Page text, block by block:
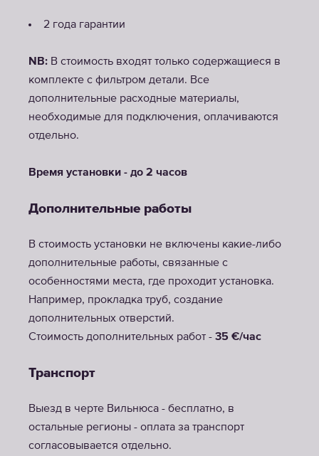
2 года гарантии
NB: В стоимость входят только содержащиеся в
комплекте с фильтром детали. Все
дополнительные расходные материалы,
необходимые для подключения, оплачиваются
отдельно.
Время установки - до 2 часов
Дополнительные работы
В стоимость установки не включены какие-либо
дополнительные работы, связанные с
особенностями места, где проходит установка.
Например, прокладка труб, создание
дополнительных отверстий.
Стоимость дополнительных работ - 35 €/час
Транспорт
Выезд в черте Вильнюса - бесплатно, в
остальные регионы - оплата за транспорт
согласовывается отдельно.